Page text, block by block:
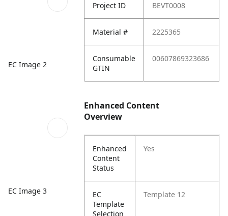
EC Image 2
EC Image 3
Project ID BEVT0008
Material # 2225365
Consumable
GTIN
00607869323686
Enhanced Content
Overview
Enhanced
Content
Status
Yes
EC
Template
Selection
Template 12